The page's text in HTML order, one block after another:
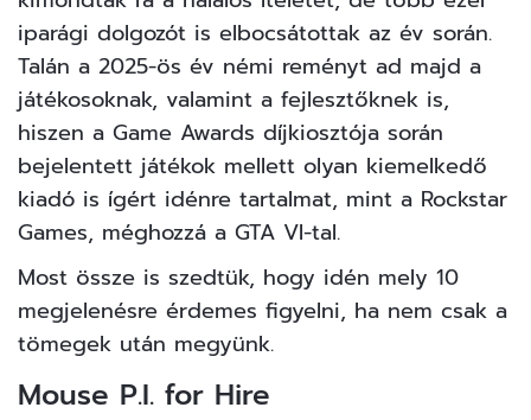
iparági dolgozót is elbocsátottak az év során.
Talán a 2025-ös év némi reményt ad majd a
játékosoknak, valamint a fejlesztőknek is,
hiszen a Game Awards díjkiosztója során
bejelentett játékok mellett olyan kiemelkedő
kiadó is ígért idénre tartalmat, mint a Rockstar
Games, méghozzá a GTA VI-tal.
Most össze is szedtük, hogy idén mely 10
megjelenésre érdemes figyelni, ha nem csak a
tömegek után megyünk.
Mouse P.I. for Hire